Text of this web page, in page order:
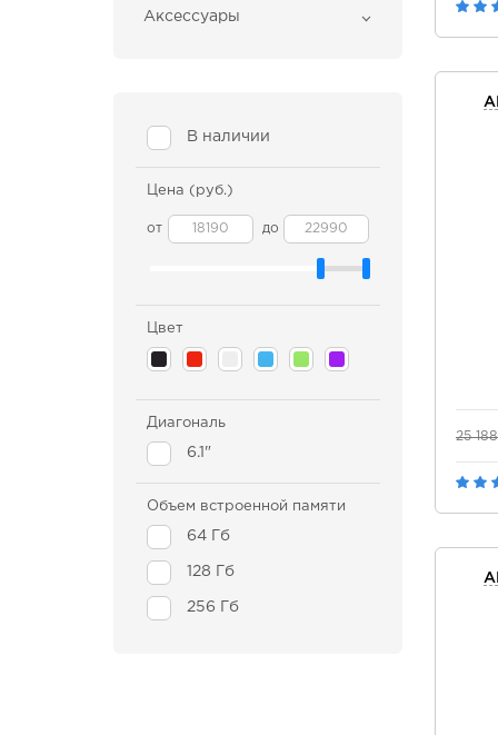
Аксессуары
В наличии
Цена (руб.)
от до
Цвет
Диагональ
6.1"
Объем встроенной памяти
64 Гб
128 Гб
256 Гб
25